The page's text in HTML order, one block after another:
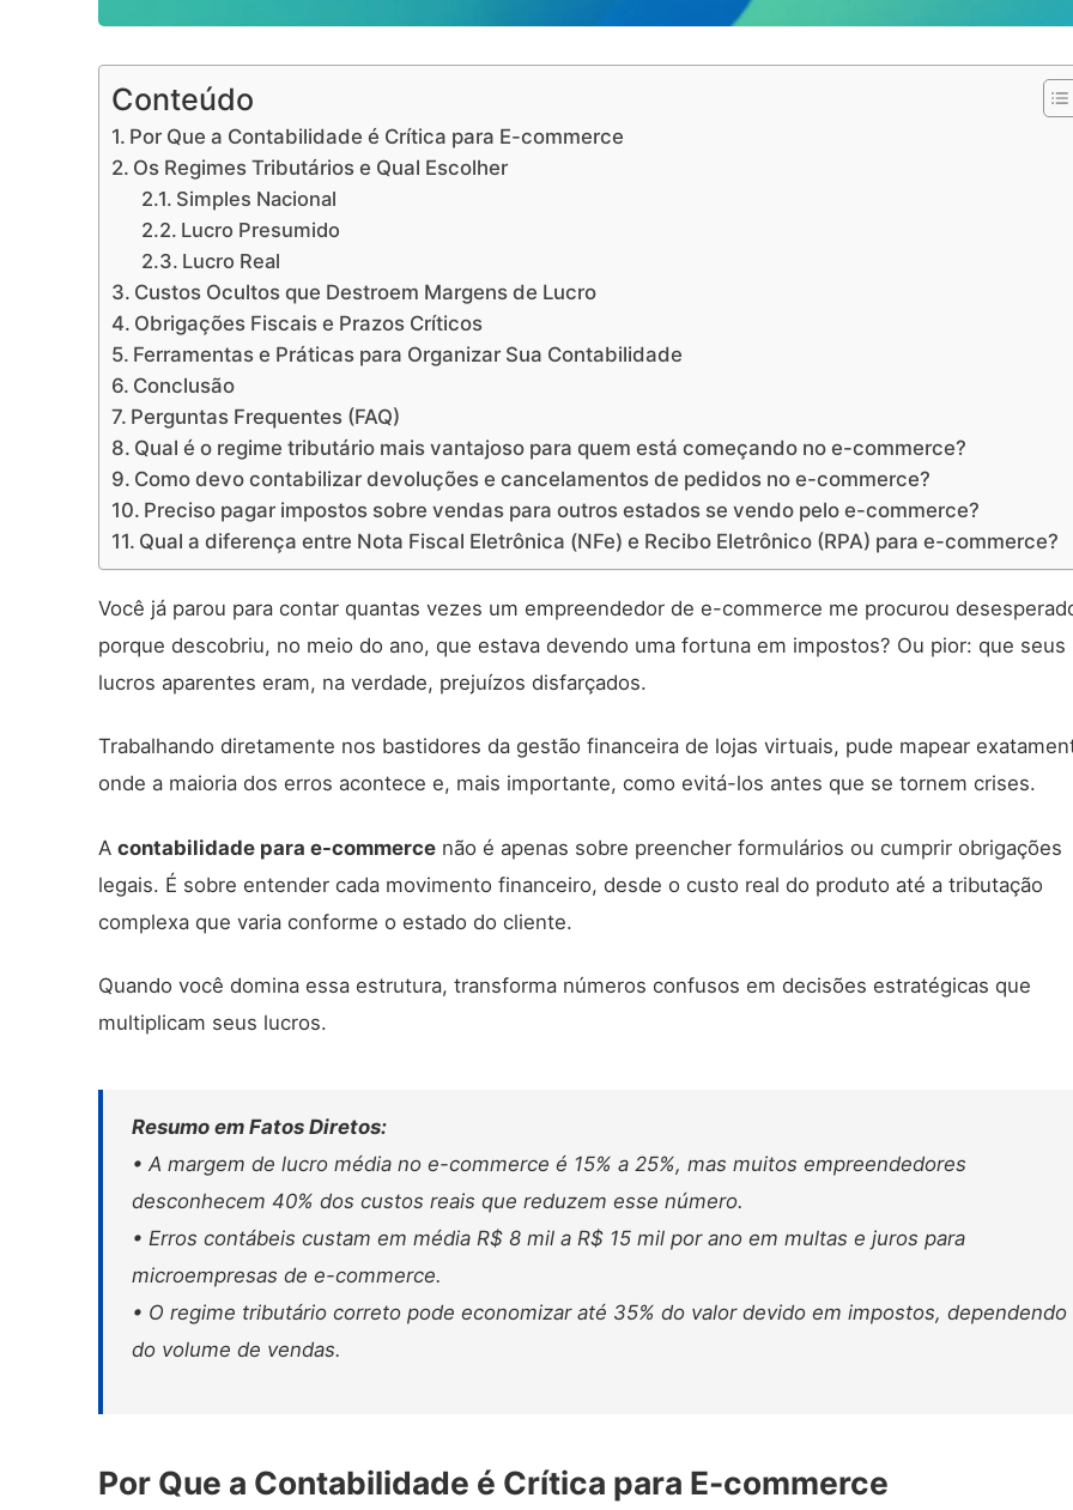
Conteúdo
Por Que a Contabilidade é Crítica para E-commerce
Os Regimes Tributários e Qual Escolher
Simples Nacional
Lucro Presumido
Lucro Real
Custos Ocultos que Destroem Margens de Lucro
Obrigações Fiscais e Prazos Críticos
Ferramentas e Práticas para Organizar Sua Contabilidade
Conclusão
Perguntas Frequentes (FAQ)
Qual é o regime tributário mais vantajoso para quem está começando no e-commerce?
Como devo contabilizar devoluções e cancelamentos de pedidos no e-commerce?
Preciso pagar impostos sobre vendas para outros estados se vendo pelo e-commerce?
Qual a diferença entre Nota Fiscal Eletrônica (NFe) e Recibo Eletrônico (RPA) para e-commerce?
Você já parou para contar quantas vezes um empreendedor de e-commerce me procurou
porque descobriu, no meio do ano, que estava devendo uma fortuna em impostos? Ou pior: que seus
lucros aparentes eram, na verdade, prejuízos disfarçados.
Trabalhando diretamente nos bastidores da gestão financeira de lojas virtuais, pude mapear
onde a maioria dos erros acontece e, mais importante, como evitá-los antes que se tornem crises.
A contabilidade para e-commerce não é apenas sobre preencher formulários ou cumprir obrigações
legais. É sobre entender cada movimento financeiro, desde o custo real do produto até a tributação
complexa que varia conforme o estado do cliente.
Quando você domina essa estrutura, transforma números confusos em decisões estratégicas que
multiplicam seus lucros.
Resumo em Fatos Diretos:
• A margem de lucro média no e-commerce é 15% a 25%, mas muitos empreendedores
desconhecem 40% dos custos reais que reduzem esse número.
• Erros contábeis custam em média R$ 8 mil a R$ 15 mil por ano em multas e juros para
microempresas de e-commerce.
• O regime tributário correto pode economizar até 35% do valor devido em impostos, dependendo
do volume de vendas.
Por Que a Contabilidade é Crítica para E-commerce